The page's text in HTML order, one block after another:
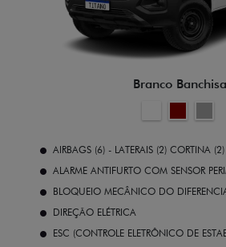
Branco Banchisa
AIRBAGS (6) - LATERAIS (2) CORTINA
ALARME ANTIFURTO COM SENSOR
BLOQUEIO MECÂNICO DO
DIREÇÃO ELÉTRICA
ESC (CONTROLE ELETRÔNICO DE